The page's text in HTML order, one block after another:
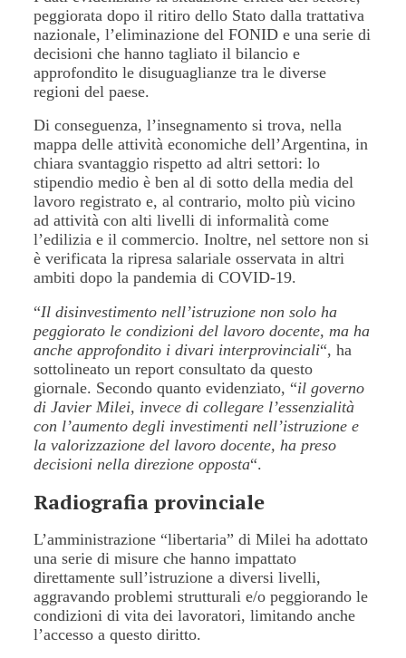
peggiorata dopo il ritiro dello Stato dalla trattativa
nazionale, l’eliminazione del FONID e una serie di
decisioni che hanno tagliato il bilancio e
approfondito le disuguaglianze tra le diverse
regioni del paese.
Di conseguenza, l’insegnamento si trova, nella
mappa delle attività economiche dell’Argentina, in
chiara svantaggio rispetto ad altri settori: lo
stipendio medio è ben al di sotto della media del
lavoro registrato e, al contrario, molto più vicino
ad attività con alti livelli di informalità come
l’edilizia e il commercio. Inoltre, nel settore non si
è verificata la ripresa salariale osservata in altri
ambiti dopo la pandemia di COVID-19.
“Il disinvestimento nell’istruzione non solo ha
peggiorato le condizioni del lavoro docente, ma ha
anche approfondito i divari interprovinciali“, ha
sottolineato un report consultato da questo
giornale. Secondo quanto evidenziato, “il governo
di Javier Milei, invece di collegare l’essenzialità
con l’aumento degli investimenti nell’istruzione e
la valorizzazione del lavoro docente, ha preso
decisioni nella direzione opposta“.
Radiografia provinciale
L’amministrazione “libertaria” di Milei ha adottato
una serie di misure che hanno impattato
direttamente sull’istruzione a diversi livelli,
aggravando problemi strutturali e/o peggiorando le
condizioni di vita dei lavoratori, limitando anche
l’accesso a questo diritto.